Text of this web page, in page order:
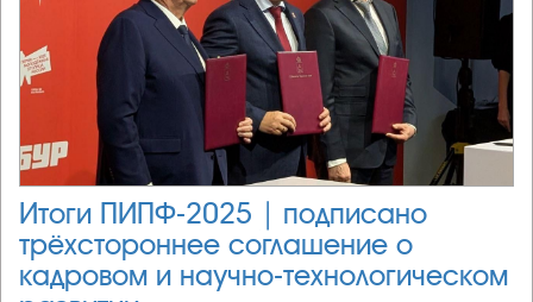
Итоги ПИПФ-2025 | подписано
трёхстороннее соглашение о
кадровом и научно-технологическом